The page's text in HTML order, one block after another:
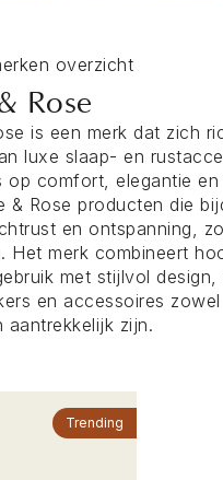
overzicht
Rose
is een merk dat zich
luxe slaap- en
op comfort, elegantie
& Rose producten die
en ontspanning,
Het merk combineert
met stijlvol
en accessoires
aantrekkelijk zijn.
Trending